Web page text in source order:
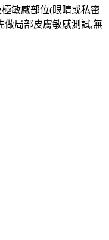
敏感部位(眼睛或私密
局部皮膚敏感測試,無